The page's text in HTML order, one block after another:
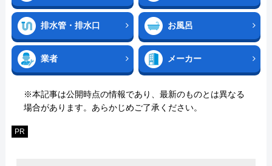
排水管・排水口 お風呂
業者 メーカー
※本記事は公開時点の情報であり、最新のものとは異なる
場合があります。あらかじめご了承ください。
PR